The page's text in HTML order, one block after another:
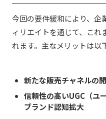
今回の要件緩和により、企
ィリエイトを通じて、これ
れます。主なメリットは以
新たな販売チャネルの
信頼性の高いUGC（ユ
ブランド認知拡大